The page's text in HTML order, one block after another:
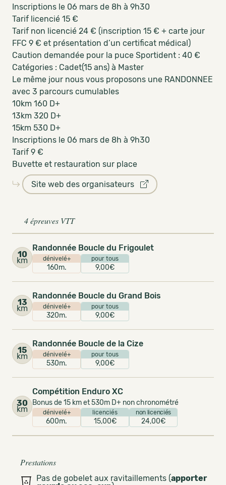
Inscriptions le 06 mars de 8h à 9h30
Tarif licencié 15 €
Tarif non licencié 24 € (inscription 15 € + carte jour
FFC 9 € et présentation d’un certificat médical)
Caution demandée pour la puce Sportident : 40 €
Catégories : Cadet(15 ans) à Master
Le même jour nous vous proposons une RANDONNEE
avec 3 parcours cumulables
10km 160 D+
13km 320 D+
15km 530 D+
Inscriptions le 06 mars de 8h à 9h30
Tarif 9 €
Buvette et restauration sur place
Site web des organisateurs
4 épreuves VTT
10
km
Randonnée Boucle du Frigoulet
dénivelé+
160m.
pour tous
9,00€
13
km
Randonnée Boucle du Grand Bois
dénivelé+
320m.
pour tous
9,00€
15
km
Randonnée Boucle de la Cize
dénivelé+
530m.
pour tous
9,00€
30
km
Compétition Enduro XC
Bonus de 15 km et 530m D+ non chronométré
dénivelé+
600m.
licenciés
15,00€
non licenciés
24,00€
Prestations
Pas de gobelet aux ravitaillements (apporter